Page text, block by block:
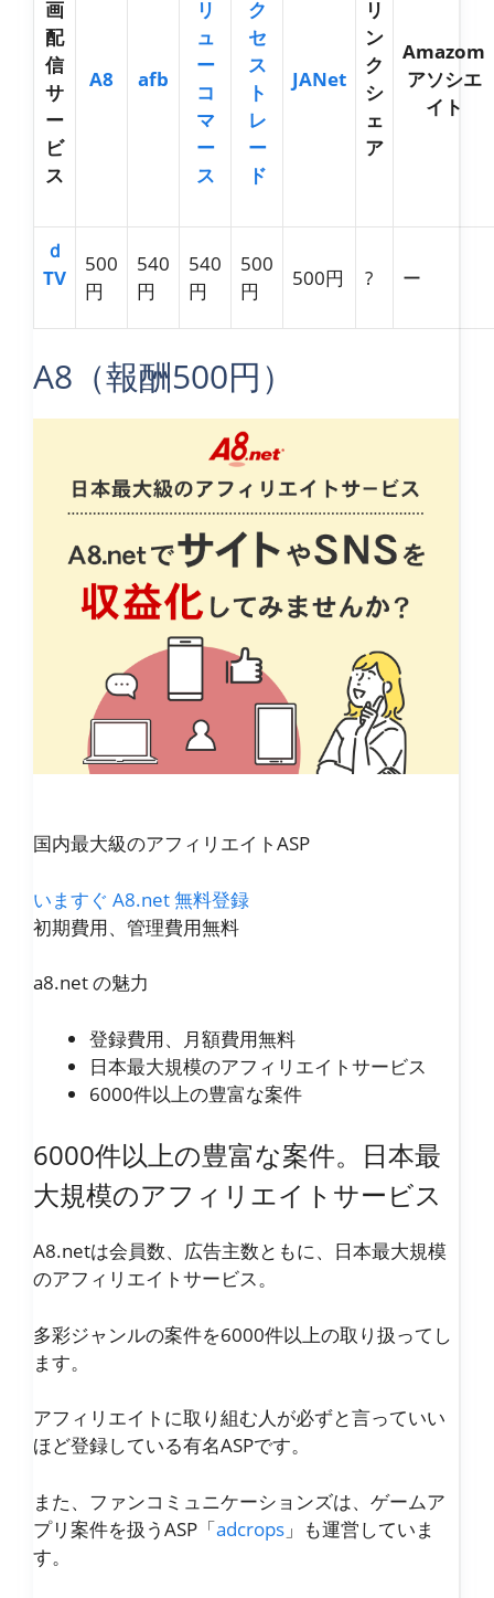
画
配
信
サ
ー
ビ
ス
A8 afb
リ
ュ
ー
コ
マ
ー
ス
ク
セ
ス
ト
レ
ー
ド
JANet
リ
ン
ク
シ
ェ
ア
Amazom
アソシエ
イト
ｄ
TV
500
円
540
円
540
円
500
円
500円 ? ー
A8（報酬500円）
国内最大級のアフィリエイトASP
いますぐ A8.net 無料登録
初期費用、管理費用無料
a8.net の魅力
登録費用、月額費用無料
日本最大規模のアフィリエイトサービス
6000件以上の豊富な案件
6000件以上の豊富な案件。日本最
大規模のアフィリエイトサービス
A8.netは会員数、広告主数ともに、日本最大規模
のアフィリエイトサービス。
多彩ジャンルの案件を6000件以上の取り扱ってし
ます。
アフィリエイトに取り組む人が必ずと言っていい
ほど登録している有名ASPです。
また、ファンコミュニケーションズは、ゲームア
プリ案件を扱うASP「adcrops 」も運営していま
す。